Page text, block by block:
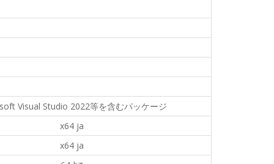
Visual Studio 2022等を含むパッケージ
x64 ja
x64 ja